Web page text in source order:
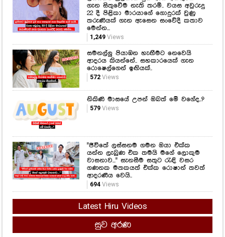
ගැන සිතුවේම නැති තරම්.. වයස අවුරුදු
22 දී පිළිකා මාරයාගේ ගොදුරක් වුණු
තරුණියක් ගැන ඇසෙන සංවේදී කතාව
මෙන්න...
1,249Views
සමනල්ලු පියාඹන හැඟීමට නෙවෙයි
ආදරය කියන්නේ.. සහකාරයෙක් ගැන
රොෂෙල්ගෙන් ඉඟියක්..
572Views
නිකිණි මාසයේ උපන් ඔබත් මේ වගේද..?
579Views
"ජීවිතේ ලස්සනම ගමන ඔයා එක්ක
යන්න ලැබුණ එක තමයි මගේ ලොකුම
වාසනාව..." සැනසීම සතුට රැඳි වසර
ගණනක මතකයත් එක්ක රොෂාන් තවත්
ආදරණීය වෙයි..
694Views
Latest Hiru Videos
සුව අරණ